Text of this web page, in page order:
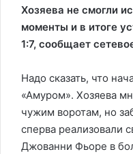
Хозяева не смогли
моменты и в итоге
1:7, сообщает
Надо сказать, что
«Амуром». Хозяева
чужим воротам, но
сперва реализовали
Джованни Фьоре в